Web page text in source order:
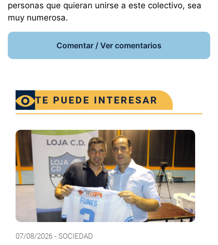
personas que quieran unirse a este colectivo, sea
muy numerosa.
Comentar / Ver comentarios
TE PUEDE INTERESAR
07/08/2026 - SOCIEDAD